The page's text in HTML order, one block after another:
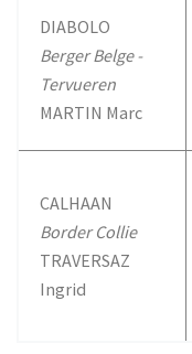
DIABOLO
Berger Belge -
Tervueren
MARTIN Marc
CALHAAN
Border Collie
TRAVERSAZ
Ingrid